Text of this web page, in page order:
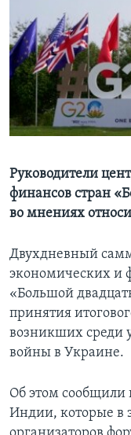
Learning English
СОЦИАЛЬНЫЕ СЕТИ
Руководители
финансов стран
во мнениях
Двухдневный
экономических и
«Большой
принятия
возникших среди
войны в Украине.
Об этом сообщили
Индии, которые в